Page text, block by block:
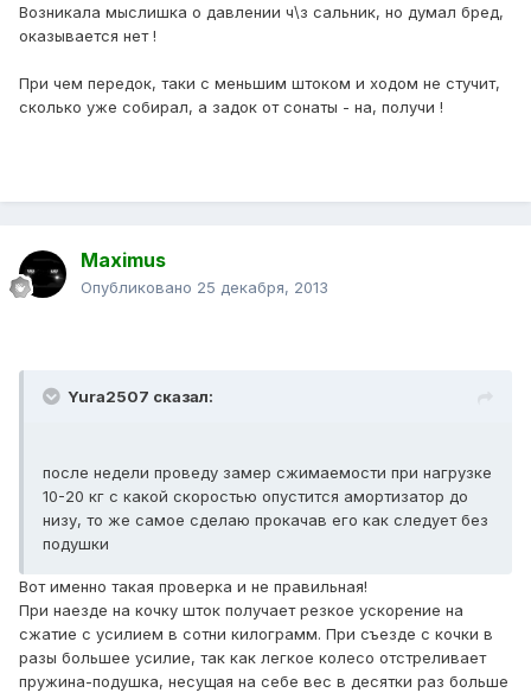
Возникала мыслишка о давлении ч\з сальник, но думал бред,
оказывается нет !
При чем передок, таки с меньшим штоком и ходом не стучит,
сколько уже собирал, а задок от сонаты - на, получи !
Maximus
Опубликовано 25 декабря, 2013
Yura2507 сказал:
после недели проведу замер сжимаемости при нагрузке
10-20 кг с какой скоростью опустится амортизатор до
низу, то же самое сделаю прокачав его как следует без
подушки
Вот именно такая проверка и не правильная!
При наезде на кочку шток получает резкое ускорение на
сжатие с усилием в сотни килограмм. При съезде с кочки в
разы большее усилие, так как легкое колесо отстреливает
пружина-подушка, несущая на себе вес в десятки раз больше